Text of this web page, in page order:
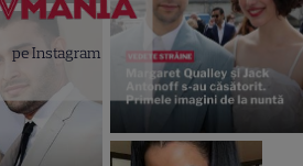
pe Instagram